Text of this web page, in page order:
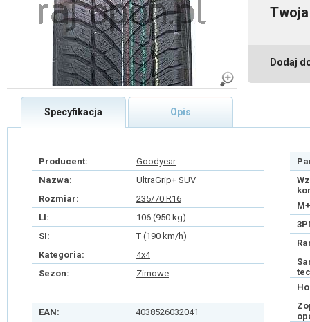
Dodaj
Specyfikacja Opis
Producent:
Goodyear
Nazwa:
UltraGrip+ SUV
Rozmiar:
235/70 R16
LI:
106 (950 kg)
SI:
T (190 km/h)
Kategoria:
4x4
Sezon:
Zimowe
EAN:
4038526032041